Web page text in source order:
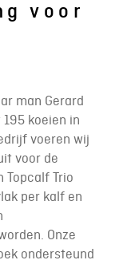
voor
man Gerard
koeien in
voeren wij
voor de
Topcalf Trio
per kalf en
Onze
ondersteund